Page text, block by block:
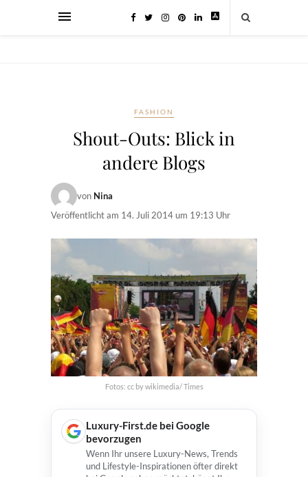
FASHION
Shout-Outs: Blick in
andere Blogs
von Nina
Veröffentlicht am 14. Juli 2014 um 19:13 Uhr
Fotos: cc by wikimedia/ Times
Luxury-First.de bei Google
bevorzugen
Wenn Ihr unsere Luxury-News, Trends
und Lifestyle-Inspirationen öfter direkt